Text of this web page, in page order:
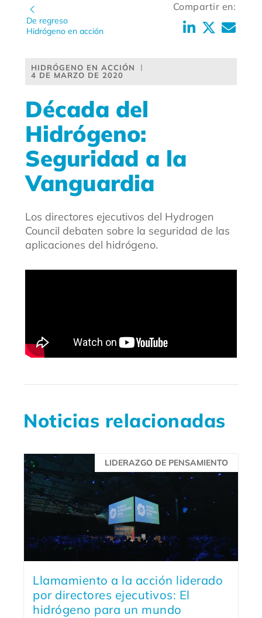
De regreso
Hidrógeno en acción
Compartir en:
HIDRÓGENO EN ACCIÓN
4 DE MARZO DE 2020
Década del
Hidrógeno:
Seguridad a la
Vanguardia
Los directores ejecutivos del Hydrogen
Council debaten sobre la seguridad de las
aplicaciones del hidrógeno.
Noticias relacionadas
LIDERAZGO DE PENSAMIENTO
Llamamiento a la acción liderado
por directores ejecutivos: El
hidrógeno para un mundo